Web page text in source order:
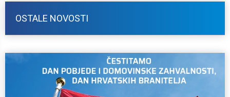
OSTALE NOVOSTI